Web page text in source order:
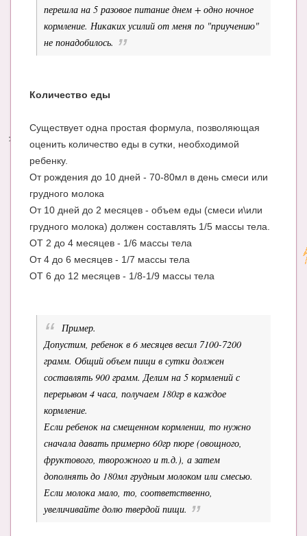
перешла на 5 разовое питание днем + одно ночное
кормление. Никаких усилий от меня по "приучению"
не понадобилось.
Количество еды
Существует одна простая формула, позволяющая
оценить количество еды в сутки, необходимой
ребенку.
От рождения до 10 дней - 70-80мл в день смеси или
грудного молока
От 10 дней до 2 месяцев - объем еды (смеси и\или
грудного молока) должен составлять 1/5 массы тела.
ОТ 2 до 4 месяцев - 1/6 массы тела
От 4 до 6 месяцев - 1/7 массы тела
ОТ 6 до 12 месяцев - 1/8-1/9 массы тела
Пример.
Допустим, ребенок в 6 месяцев весил 7100-7200
грамм. Общий объем пищи в сутки должен
составлять 900 грамм. Делим на 5 кормлений с
перерывом 4 часа, получаем 180гр в каждое
кормление.
Если ребенок на смещенном кормлении, то нужно
сначала давать примерно 60гр пюре (овощного,
фруктового, творожного и т.д.), а затем
дополнять до 180мл грудным молоком или смесью.
Если молока мало, то, соответственно,
увеличивайте долю твердой пищи.